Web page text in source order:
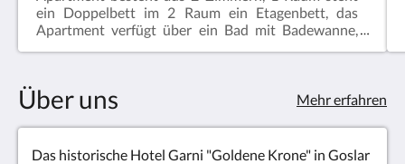
ein Doppelbett im 2 Raum ein Etagenbett, das
Apartment verfügt über ein Bad mit Badewanne,
Über uns Mehr erfahren
Das historische Hotel Garni "Goldene Krone" in Goslar